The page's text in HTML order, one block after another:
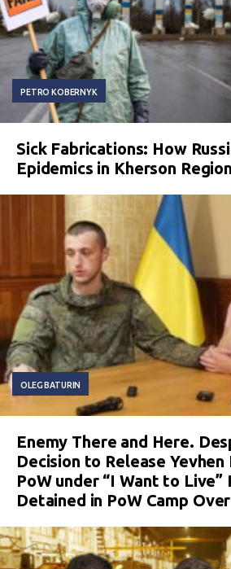
PETRO KOBERNYK
Sick Fabrications: How
Epidemics in Kherson Region
OLEG BATURIN
Enemy There and Here.
Decision to Release Yevhen
PoW under “I Want to Live”
Detained in PoW Camp